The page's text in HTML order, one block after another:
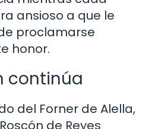
ansioso a que le
proclamarse
honor.
continúa
del Forner de Alella,
de Reyes